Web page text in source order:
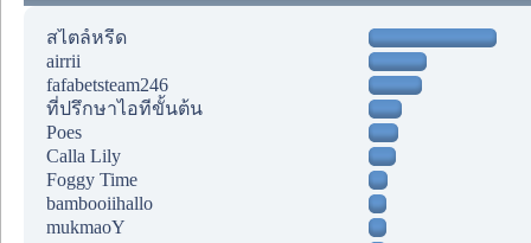
สไตล์หรีด
airrii
fafabetsteam246
ที่ปรึกษาไอทีขั้นต้น
Poes
Calla Lily
Foggy Time
bambooiihallo
mukmaoY